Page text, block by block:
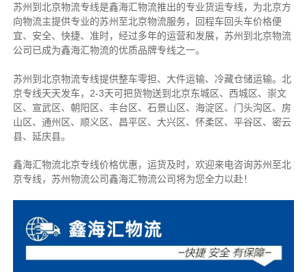
苏州到北京物流专线是鑫海汇物流推出的专业货运专线，为北京方
向物流主提供专业的苏州至北京物流服务，回程车回头车价格便
宜、安全、快捷、准时，经过多年的运营和发展，苏州到北京物流
公司已成为鑫海汇物流的优质品牌专线之一。
苏州到北京物流专线提供整车零担、大件运输、冷藏仓储运输。北
京专线天天发车，2-3天可把货物送到北京东城区、西城区、崇文
区、宣武区、朝阳区、丰台区、石景山区、海淀区、门头沟区、房
山区、通州区、顺义区、昌平区、大兴区、怀柔区、平谷区、密云
县、延庆县。
鑫海汇物流北京专线价格优惠，运货及时，欢迎来电咨询苏州至北
京专线，苏州物流公司鑫海汇物流公司将为您全力以赴！